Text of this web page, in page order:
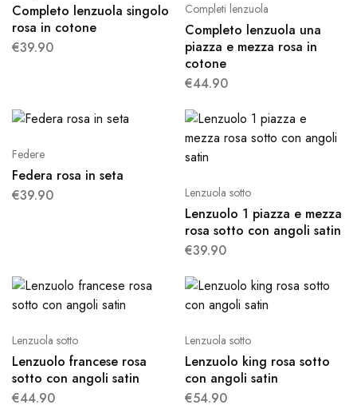
Completo lenzuola singolo
rosa in cotone
€39.90
Completi lenzuola
Completo lenzuola una
piazza e mezza rosa in
cotone
€44.90
Federe
Federa rosa in seta
€39.90 Lenzuola sotto
Lenzuolo 1 piazza e mezza
rosa sotto con angoli satin
€39.90
Lenzuola sotto
Lenzuolo francese rosa
sotto con angoli satin
€44.90
Lenzuola sotto
Lenzuolo king rosa sotto
con angoli satin
€54.90